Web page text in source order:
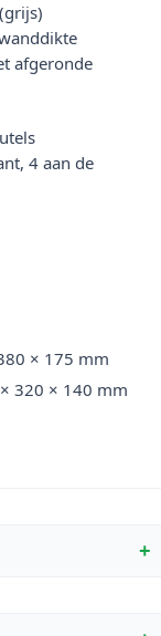
afgeronde
4 aan de
× 175 mm
320 × 140 mm
+